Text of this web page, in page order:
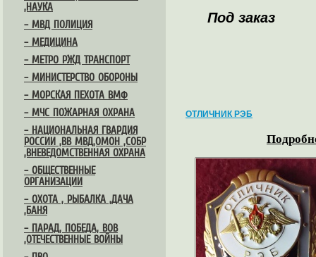
,НАУКА
– МВД ПОЛИЦИЯ
– МЕДИЦИНА
– МЕТРО РЖД ТРАНСПОРТ
– МИНИСТЕРСТВО ОБОРОНЫ
– МОРСКАЯ ПЕХОТА ВМФ
– МЧС ПОЖАРНАЯ ОХРАНА
– НАЦИОНАЛЬНАЯ ГВАРДИЯ
РОССИИ ,ВВ МВД,ОМОН ,СОБР
,ВНЕВЕДОМСТВЕННАЯ ОХРАНА
– ОБЩЕСТВЕННЫЕ
ОРГАНИЗАЦИИ
– ОХОТА , РЫБАЛКА ,ДАЧА
,БАНЯ
– ПАРАД, ПОБЕДА, ВОВ
,ОТЕЧЕСТВЕННЫЕ ВОЙНЫ
Под заказ
ОТЛИЧНИК РЭБ